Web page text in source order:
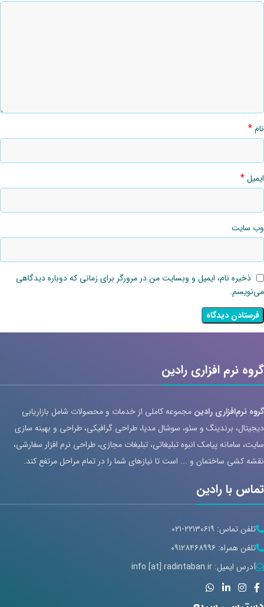
نام*
ایمیل*
وب‌ سایت
ذخیره نام، ایمیل و وبسایت من در مرورگر برای زمانی که دوباره دیدگاهی
می‌نویسم.
گروه نرم افزاری رادین
گروه نرم‌افزاری رادین مجموعه کاملی از خدمات و محصولات شامل بازاریابی
دیجیتال، برندینگ و سئو، سوشال مدیا، طراحی گرافیکی، طراحی و بهینه سازی
سایت، سامانه پیامک انبوه تبلیغاتی، تبلیغات مجازی، طراحی نرم افزار سفارشی،
نقشه کشی ساختمان و ... است تا نیازهای شما را در تمام مراحل مرتفع کند.
تماس با رادین
تلفن تماس: ۲۲۱۳۰۶۱۹-۰۲۱
تلفن همراه: ۰۹۱۲۸۴۶۸۹۹۶
آدرس ایمیل: info [at] radintaban.ir